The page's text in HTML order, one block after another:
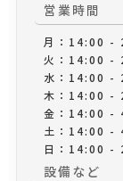
営業時間
月：14:00 -
火：14:00 -
水：14:00 -
木：14:00 -
金：14:00 -
土：14:00 -
日：14:00 -
設備など